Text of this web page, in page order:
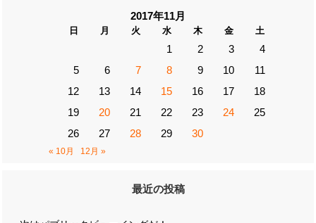
2017年11月
日 月 火 水 木 金 土
1 2 3
4
5
6 7 8 9 10
11
12
13 14 15 16 17
18
19
20 21 22 23 24
25
26
27 28 29 30
« 10月 12月 »
最近の投稿